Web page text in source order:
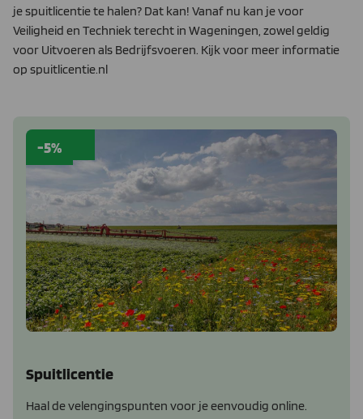
je spuitlicentie te halen? Dat kan! Vanaf nu kan je voor
Veiligheid en Techniek terecht in Wageningen, zowel geldig
voor Uitvoeren als Bedrijfsvoeren. Kijk voor meer informatie
op spuitlicentie.nl
-5%
Spuitlicentie
Haal de velengingspunten voor je eenvoudig online.